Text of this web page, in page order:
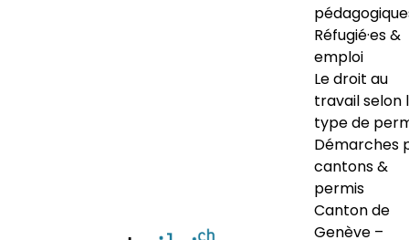
Réfugié·es &
emploi
Le droit au
travail selon
type de
Démarches
cantons &
permis
Canton de
Genève –